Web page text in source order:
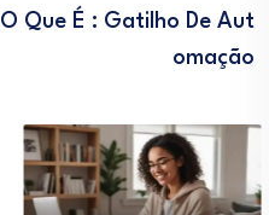
O Que É : Gatilho De Aut
Omação